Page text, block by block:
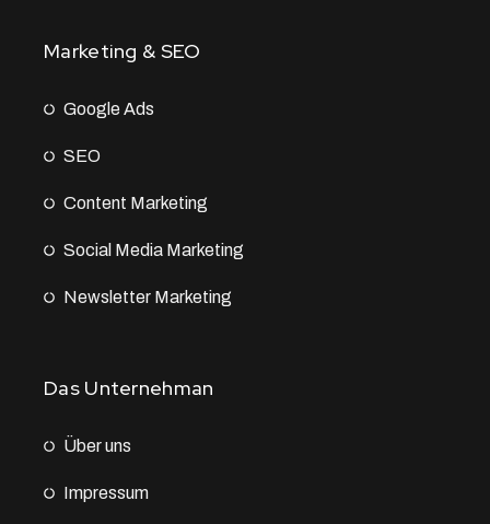
Marketing & SEO
Google Ads
SEO
Content Marketing
Social Media Marketing
Newsletter Marketing
Das Unternehman
Über uns
Impressum